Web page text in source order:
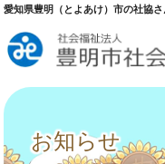
愛知県豊明（とよあけ）市の社協さ
お知らせ